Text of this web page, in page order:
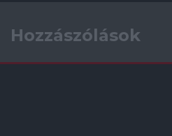
Hozzászólások